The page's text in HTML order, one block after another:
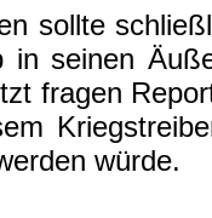
sollte
in seinen
fragen
würde.